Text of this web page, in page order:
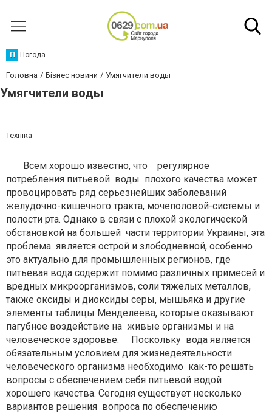
П Погода
Головна Бізнес новини Умягчители воды
Умягчители воды
Техніка
Всем хорошо известно, что регулярное
потребления питьевой воды плохого качества может
провоцировать ряд серьезнейших заболеваний
желудочно-кишечного тракта, мочеполовой-системы и
полости рта. Однако в связи с плохой экологической
обстановкой на большей части территории Украины, эта
проблема является острой и злободневной, особенно
это актуально для промышленных регионов, где
питьевая вода содержит помимо различных примесей и
вредных микроорганизмов, соли тяжелых металлов,
также оксиды и диоксиды серы, мышьяка и другие
элементы таблицы Менделеева, которые оказывают
пагубное воздействие на живые организмы и на
человеческое здоровье. Поскольку вода является
обязательным условием для жизнедеятельности
человеческого организма необходимо как-то решать
вопросы с обеспечением себя питьевой водой
хорошего качества. Сегодня существует несколько
вариантов решения вопроса по обеспечению